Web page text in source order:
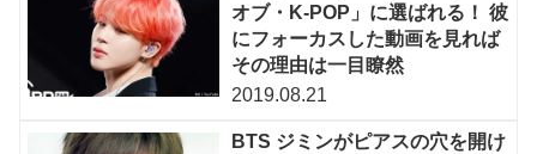
オブ・K-POP」に選ばれる！ 彼
にフォーカスした動画を見れば
その理由は一目瞭然
2019.08.21
BTS ジミンがピアスの穴を開け